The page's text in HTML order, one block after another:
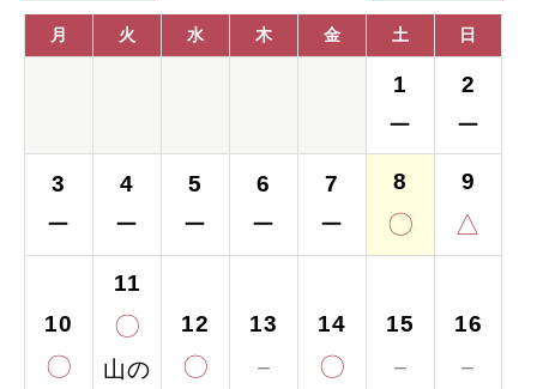
月 火 水 木 金 土 日
1
ー
2
ー
3
ー
4
ー
5
ー
6
ー
7
ー
8
〇
9
△
10
〇
11
〇
山の
12
〇
13
－
14
〇
15
－
16
－